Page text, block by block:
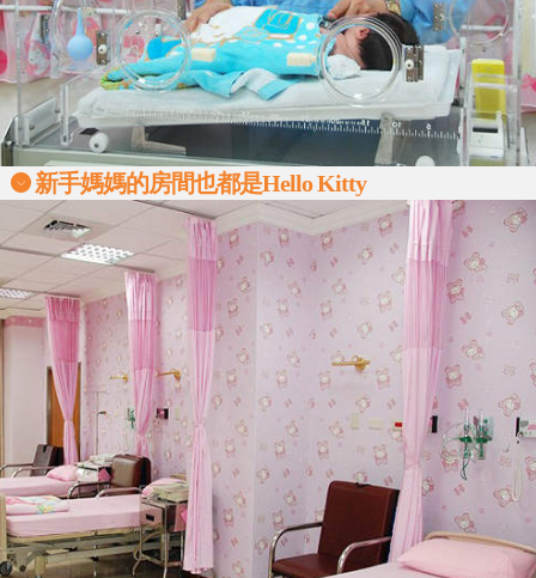
新手媽媽的房間也都是Hello Kitty